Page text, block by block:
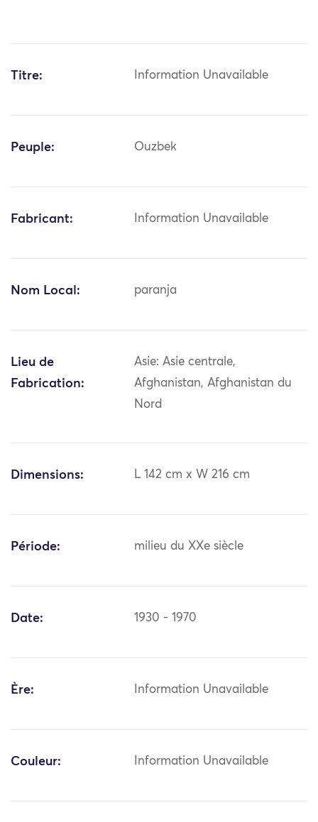
Titre: Information Unavailable
Peuple: Ouzbek
Fabricant: Information Unavailable
Nom Local: paranja
Lieu de
Fabrication:
Asie: Asie centrale,
Afghanistan, Afghanistan du
Nord
Dimensions: L 142 cm x W 216 cm
Période: milieu du XXe siècle
Date: 1930 - 1970
Ère: Information Unavailable
Couleur: Information Unavailable